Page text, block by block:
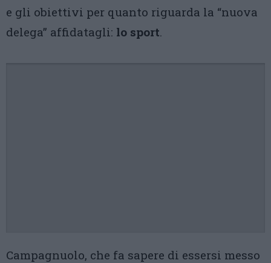
e gli obiettivi per quanto riguarda la “nuova
delega” affidatagli: lo sport.
Campagnuolo, che fa sapere di essersi messo